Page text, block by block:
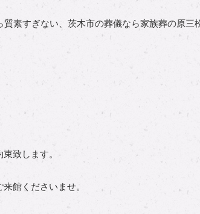
素すぎない、茨木市の葬儀なら家族葬の原三
致します。
館くださいませ。